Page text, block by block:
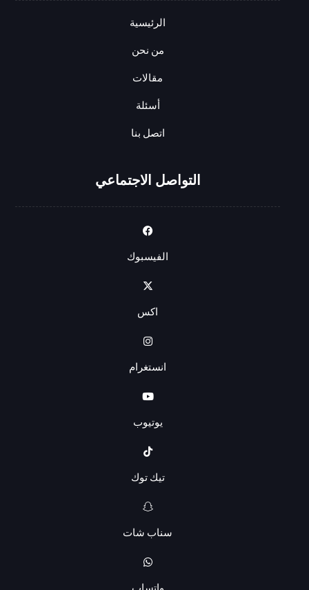
الرئيسية
من نحن
مقالات
أسئلة
اتصل بنا
التواصل الاجتماعي
الفيسبوك
اكس
انستغرام
يوتيوب
تيك توك
سناب شات